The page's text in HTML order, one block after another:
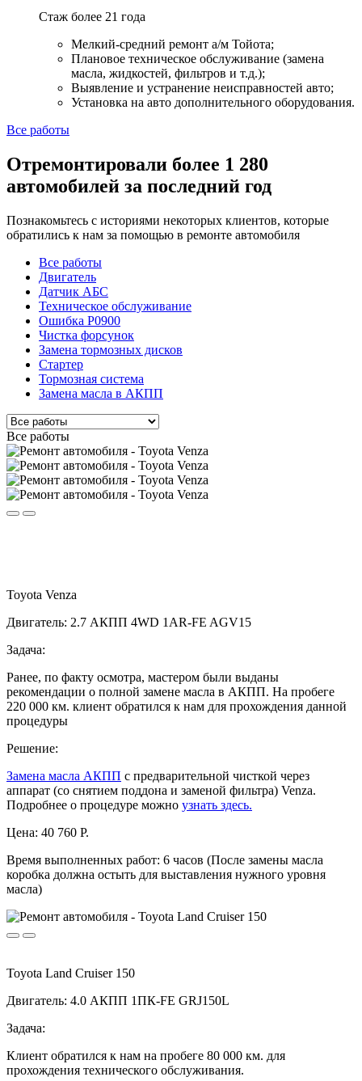
Стаж более 21 года
Мелкий-средний ремонт а/м Тойота;
Плановое техническое обслуживание (замена
масла, жидкостей, фильтров и т.д.);
Выявление и устранение неисправностей авто;
Установка на авто дополнительного оборудования.
Все работы
Отремонтировали более 1 280
автомобилей за последний год
Познакомьтесь с историями некоторых клиентов, которые
обратились к нам за помощью в ремонте автомобиля
Все работы
Двигатель
Датчик АБС
Техническое обслуживание
Ошибка P0900
Чистка форсунок
Замена тормозных дисков
Стартер
Тормозная система
Замена масла в АКПП
Все работы
Toyota Venza
Двигатель: 2.7 АКПП 4WD 1AR-FE AGV15
Задача:
Ранее, по факту осмотра, мастером были выданы
рекомендации о полной замене масла в АКПП. На пробеге
220 000 км. клиент обратился к нам для прохождения данной
процедуры
Решение:
Замена масла АКПП с предварительной чисткой через
аппарат (со снятием поддона и заменой фильтра) Venza.
Подробнее о процедуре можно узнать здесь.
Цена: 40 760 Р.
Время выполненных работ: 6 часов (После замены масла
коробка должна остыть для выставления нужного уровня
масла)
Toyota Land Cruiser 150
Двигатель: 4.0 АКПП 1ПК-FE GRJ150L
Задача:
Клиент обратился к нам на пробеге 80 000 км. для
прохождения технического обслуживания.